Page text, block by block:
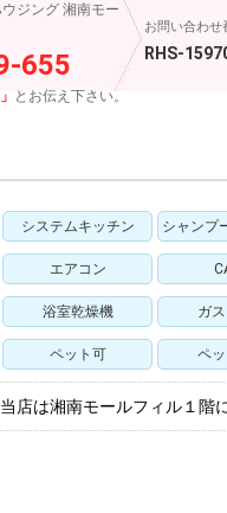
ジング 湘南モー
655
とお伝え下さい。
お問い合わせ
RHS-
システムキッチン シャンプ
エアコン
浴室乾燥機 ガ
ペット可 ペ
当店は湘南モールフィル１階